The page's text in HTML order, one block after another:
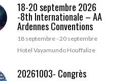
18-20 septembre 2026
-8th Internationale – AA
Ardennes Conventions
18 septembre-20 septembre
Hotel Vayamundo Houffalize
20261003- Congrès